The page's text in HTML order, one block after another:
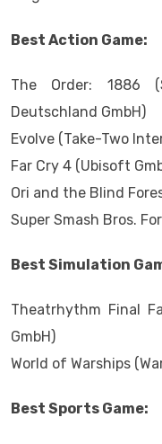
Best Action Game:
The Order: 1886
Deutschland GmbH)
Evolve (Take-Two
Far Cry 4 (Ubisoft
Ori and the Blind
Super Smash Bros.
Best Simulation
Theatrhythm Final
GmbH)
World of Warships
Best Sports Game: